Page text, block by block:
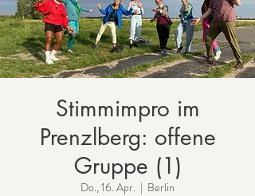
Stimmimpro im
Prenzlberg: offene
Gruppe (1)
Do., 16. Apr.
  |
Berlin